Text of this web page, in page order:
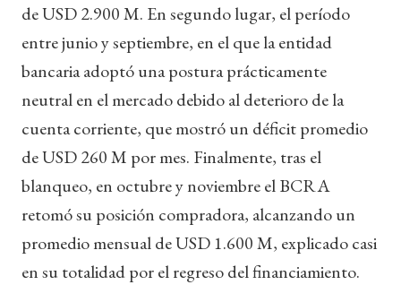
de USD 2.900 M. En segundo lugar, el período
entre junio y septiembre, en el que la entidad
bancaria adoptó una postura prácticamente
neutral en el mercado debido al deterioro de la
cuenta corriente, que mostró un déficit promedio
de USD 260 M por mes. Finalmente, tras el
blanqueo, en octubre y noviembre el BCRA
retomó su posición compradora, alcanzando un
promedio mensual de USD 1.600 M, explicado casi
en su totalidad por el regreso del financiamiento.